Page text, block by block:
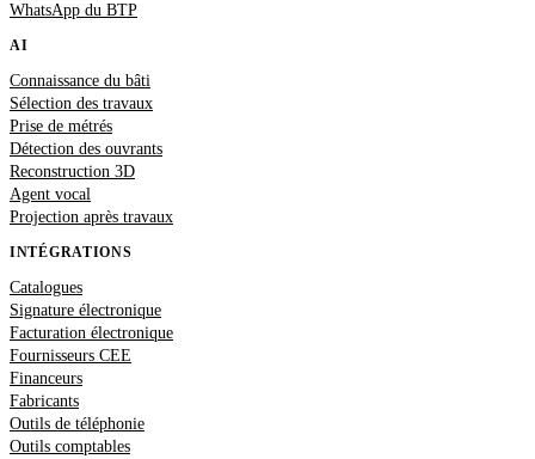
WhatsApp du BTP
AI
Connaissance du bâti
Sélection des travaux
Prise de métrés
Détection des ouvrants
Reconstruction 3D
Agent vocal
Projection après travaux
INTÉGRATIONS
Catalogues
Signature électronique
Facturation électronique
Fournisseurs CEE
Financeurs
Fabricants
Outils de téléphonie
Outils comptables